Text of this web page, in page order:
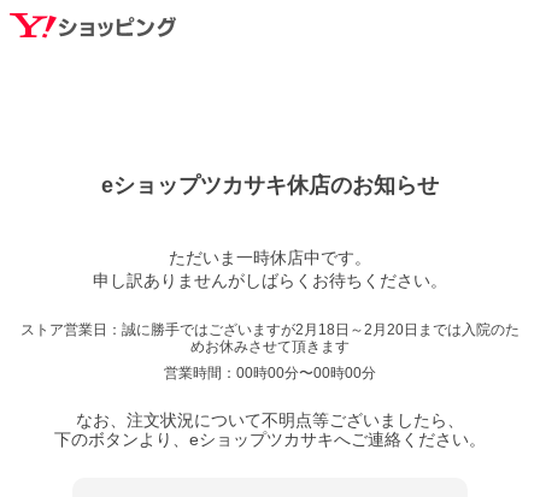
eショップツカサキ休店のお知らせ
ただいま一時休店中です。
ストア営業日： 誠に勝手ではございますが2月18日～2月20日までは入院のた
めお休みさせて頂きます
営業時間： 00時00分〜00時00分
なお、注文状況について不明点等ございましたら、
下のボタンより、 eショップツカサキへご連絡ください。